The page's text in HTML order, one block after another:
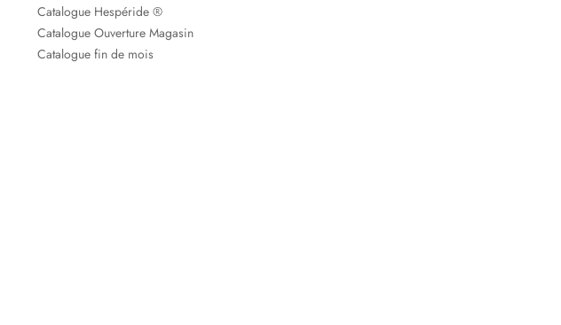
Catalogue Hespéride ®
Catalogue Ouverture Magasin
Catalogue fin de mois